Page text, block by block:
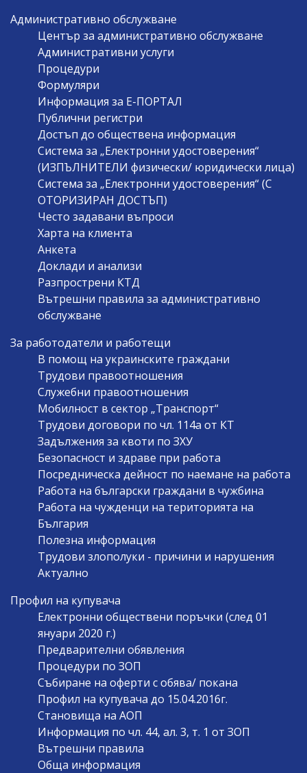
Административно обслужване
Център за административно обслужване
Административни услуги
Процедури
Формуляри
Информация за Е-ПОРТАЛ
Публични регистри
Достъп до обществена информация
Система за „Електронни удостоверения“
(ИЗПЪЛНИТЕЛИ физически/ юридически лица)
Система за „Електронни удостоверения“ (С
ОТОРИЗИРАН ДОСТЪП)
Често задавани въпроси
Харта на клиента
Анкета
Доклади и анализи
Разпрострени КТД
Вътрешни правила за административно
обслужване
За работодатели и работещи
В помощ на украинските граждани
Трудови правоотношения
Служебни правоотношения
Мобилност в сектор „Транспорт“
Трудови договори по чл. 114а от КТ
Задължения за квоти по ЗХУ
Безопасност и здраве при работа
Посредническа дейност по наемане на работа
Работа на български граждани в чужбина
Работа на чужденци на територията на
България
Полезна информация
Трудови злополуки - причини и нарушения
Актуално
Профил на купувача
Електронни обществени поръчки (след 01
януари 2020 г.)
Предварителни обявления
Процедури по ЗОП
Събиране на оферти с обява/ покана
Профил на купувача до 15.04.2016г.
Становища на АОП
Информация по чл. 44, ал. 3, т. 1 от ЗОП
Вътрешни правила
Обща информация